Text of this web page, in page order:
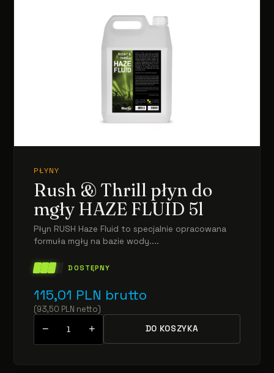
PŁYNY
Rush & Thrill płyn do
mgły HAZE FLUID 5l
Płyn RUSH Haze Fluid to specjalnie opracowana
formuła mgły na bazie wody....
DOSTĘPNY
115,01 PLN brutto
(93,50 PLN netto)
− + DO KOSZYKA